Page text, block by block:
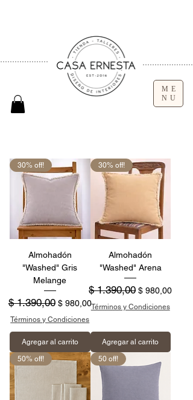
ME
NU
30% off!
Almohadón
"Washed" Gris
Melange
Precio
$ 1.390,00 Precio de oferta
$ 980,00
Términos y Condiciones
Agregar al carrito
30% off!
Almohadón
"Washed" Arena
Precio
$ 1.390,00 Precio de
$ 980,00
Términos y Condiciones
Agregar al carrito
50% off!
50 off!